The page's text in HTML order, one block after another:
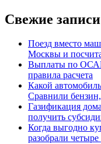
Свежие записи
Поезд вместо
Москвы и
Выплаты по
правила расчета
Какой
Сравнили
Газификация
получить
Когда выгодно
разобрали